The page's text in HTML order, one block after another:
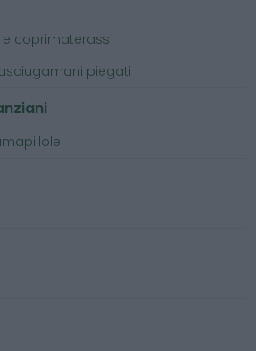
e coprimaterassi
piegati